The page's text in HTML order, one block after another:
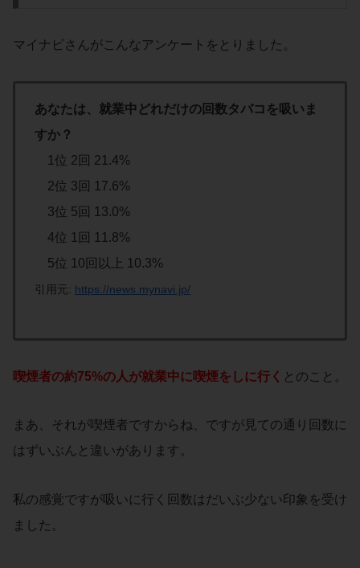
マイナビさんがこんなアンケートをとりました。
あなたは、就業中どれだけの回数タバコを吸いま
すか？
1位 2回 21.4%
2位 3回 17.6%
3位 5回 13.0%
4位 1回 11.8%
5位 10回以上 10.3%
引用元: https://news.mynavi.jp/
喫煙者の約75%の人が就業中に喫煙をしに行く とのこと。
まあ、それが喫煙者ですからね、ですが見ての通り回数に
はずいぶんと違いがあります。
私の感覚ですが吸いに行く回数はだいぶ少ない印象を受け
ました。